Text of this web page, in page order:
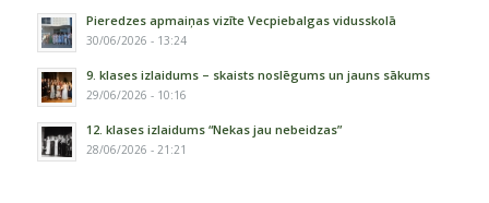
Pieredzes apmaiņas vizīte Vecpiebalgas vidusskolā
30/06/2026 - 13:24
9. klases izlaidums – skaists noslēgums un jauns sākums
29/06/2026 - 10:16
12. klases izlaidums “Nekas jau nebeidzas”
28/06/2026 - 21:21